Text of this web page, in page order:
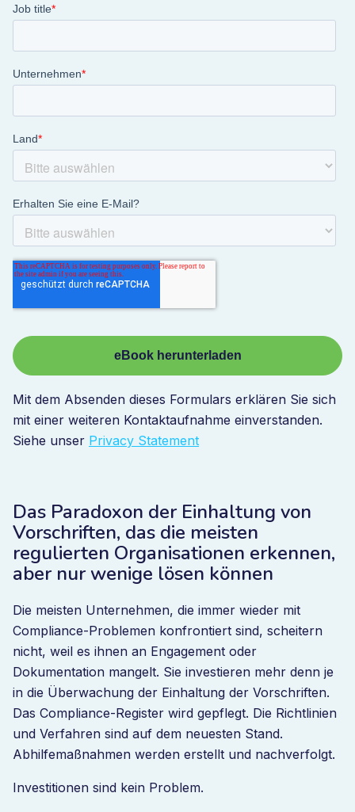
Mit dem Absenden dieses Formulars erklären Sie sich
mit einer weiteren Kontaktaufnahme einverstanden.
Siehe unser Privacy Statement
Das Paradoxon der Einhaltung von
Vorschriften, das die meisten
regulierten Organisationen erkennen,
aber nur wenige lösen können
Die meisten Unternehmen, die immer wieder mit
Compliance-Problemen konfrontiert sind, scheitern
nicht, weil es ihnen an Engagement oder
Dokumentation mangelt. Sie investieren mehr denn je
in die Überwachung der Einhaltung der Vorschriften.
Das Compliance-Register wird gepflegt. Die Richtlinien
und Verfahren sind auf dem neuesten Stand.
Abhilfemaßnahmen werden erstellt und nachverfolgt.
Investitionen sind kein Problem.